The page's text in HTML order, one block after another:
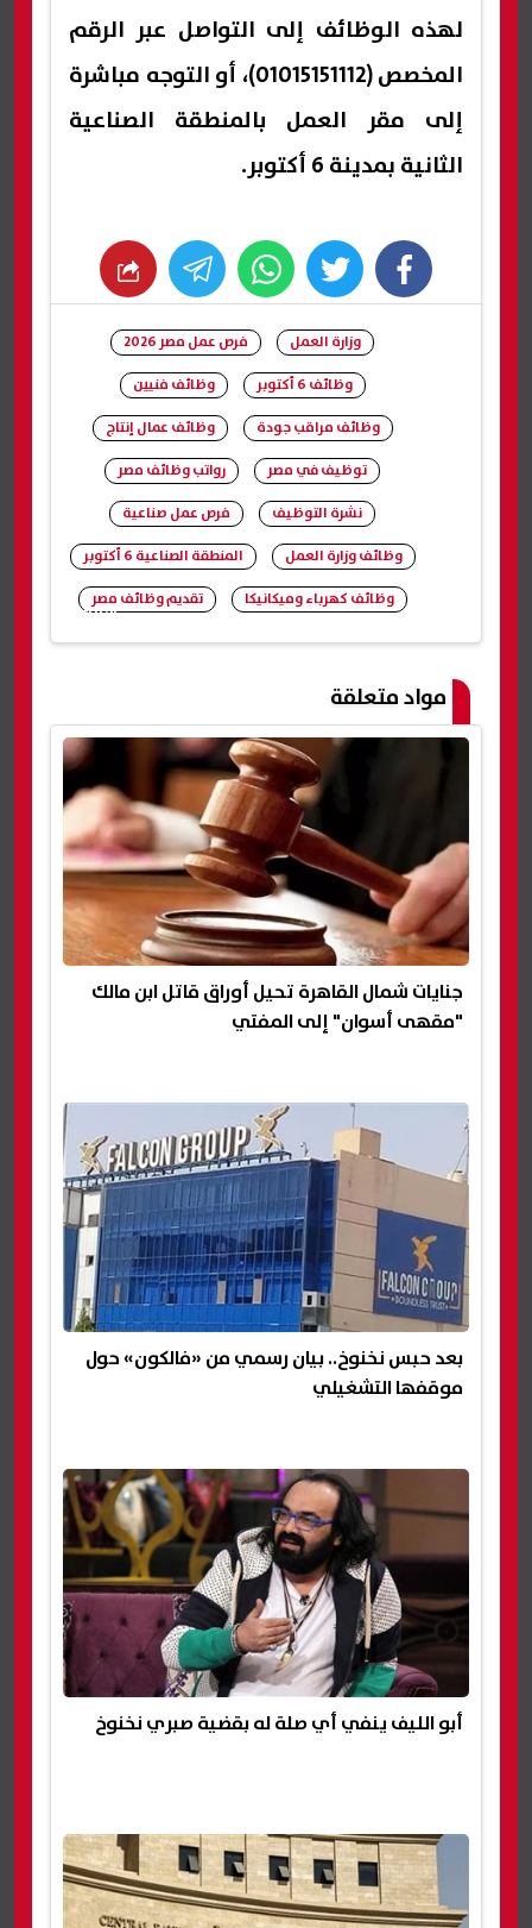
لهذه الوظائف إلى التواصل عبر الرقم
المخصص (01015151112)، أو التوجه مباشرة
إلى مقر العمل بالمنطقة الصناعية
الثانية بمدينة 6 أكتوبر.
facebook
twitter
whats
شارك
وزارة العمل
فرص عمل مصر 2026
وظائف 6 أكتوبر
وظائف فنيين
وظائف مراقب جودة
وظائف عمال إنتاج
توظيف في مصر
رواتب وظائف مصر
نشرة التوظيف
فرص عمل صناعية
وظائف وزارة العمل
المنطقة الصناعية 6 أكتوبر
وظائف كهرباء وميكانيكا
تقديم وظائف مصر
مواد متعلقة
جنايات شمال القاهرة تحيل أوراق قاتل ابن مالك
"مقهى أسوان" إلى المفتي
بعد حبس نخنوخ.. بيان رسمي من «فالكون» حول
موقفها التشغيلي
أبو الليف ينفي أي صلة له بقضية صبري نخنوخ